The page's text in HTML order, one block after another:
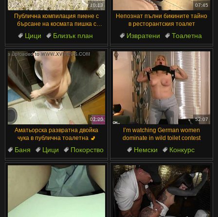
Suomi
Bahasa Melayu
Ελληνικά
Čeština
Magyar
الع َر َب ِية.
Português
English
日本語
ह िन ्द ी
Türkçe
Български
Dansk
10:13
Публична компилация пиене с
бърсане на космата пишка с
хартия на открито POV
Цици
Близък план
Мокри
Секси
Любовници
07:45
Непознат пълни бикините тайно
в ресторантския тоалет
Извратени
Тоалетна
Бижута
Близък план
Мокри
02:20
Аматьорска развратна двойка
чука в публична тоалетна 🚽
Баня Цици
Покорство
Душ
Красиви
52:07
I’m watching German women
dominate in wild toilet contest
Немски
Конкурс
Тоалетна
Игра
Състезание